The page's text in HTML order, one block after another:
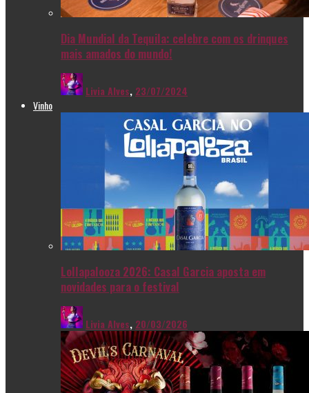
Dia Mundial da Tequila: celebre com os drinques
mais amados do mundo!
Livia Alves, 23/07/2024
Vinho
Lollapalooza 2026: Casal Garcia aposta em
novidades para o festival
Livia Alves, 20/03/2026